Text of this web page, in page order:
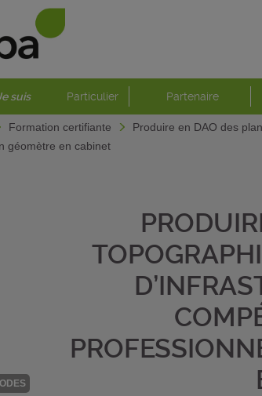
suis Particulier Partenaire
Formation certifiante
Produire en DAO des
géomètre en cabinet